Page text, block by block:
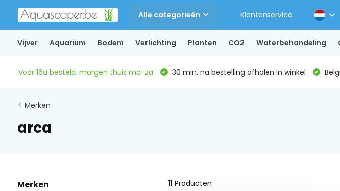
Alle categorieën Klantenservice
Vijver Aquarium Bodem Verlichting Planten CO2 Waterbehandeling
Voor 16u besteld, morgen thuis ma-za 30 min. na bestelling afhalen in winkel
Merken
arca
Merken 11 Producten